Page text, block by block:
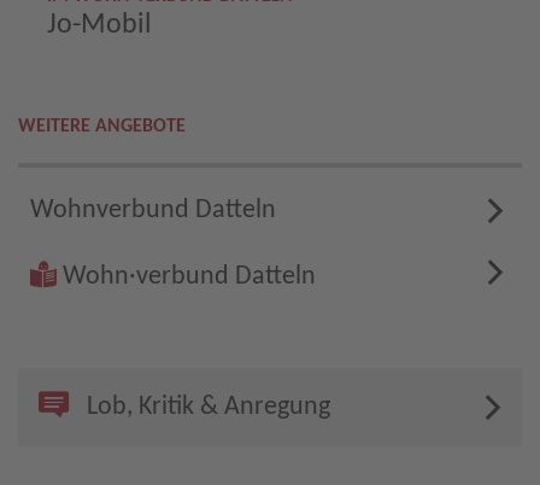
Jo-Mobil
WEITERE ANGEBOTE
Wohnverbund Datteln
Wohn·verbund Datteln
Lob, Kritik & Anregung